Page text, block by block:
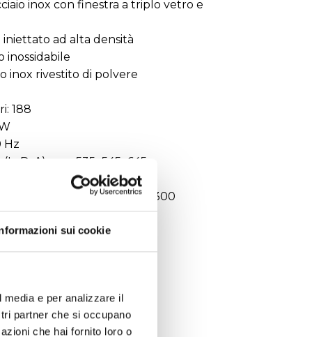
sui cookie
e per analizzare il
partner che si occupano
che hai fornito loro o
inox con finestra a triplo vetro e
ad alta densità
inossidabile
inox rivestito di polvere
188
Hz
mm: 535x545x645
mm 735x805x1130
(LxPxA) mm: 860x700x1300
128